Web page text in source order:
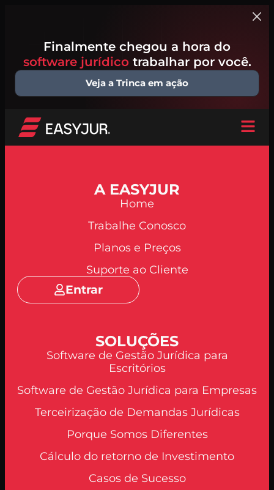
Finalmente chegou a hora do
software jurídico trabalhar por você.
Veja a Trinca em ação
A EASYJUR
Home
Trabalhe Conosco
Planos e Preços
Suporte ao Cliente
Entrar
SOLUÇÕES
Software de Gestão Jurídica para
Escritórios
Software de Gestão Jurídica para Empresas
Terceirização de Demandas Jurídicas
Porque Somos Diferentes
Cálculo do retorno de Investimento
Casos de Sucesso